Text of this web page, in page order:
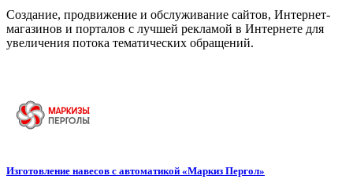
Создание, продвижение и обслуживание сайтов, Интернет-
магазинов и порталов с лучшей рекламой в Интернете для
увеличения потока тематических обращений.
Изготовление навесов с автоматикой «Маркиз Пергол»